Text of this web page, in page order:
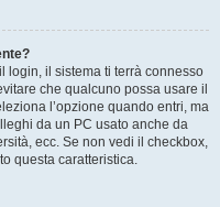
login, il sistema ti terrà connesso
che qualcuno possa usare il
l’opzione quando entri, ma
da un PC usato anche da
ecc. Se non vedi il checkbox,
questa caratteristica.